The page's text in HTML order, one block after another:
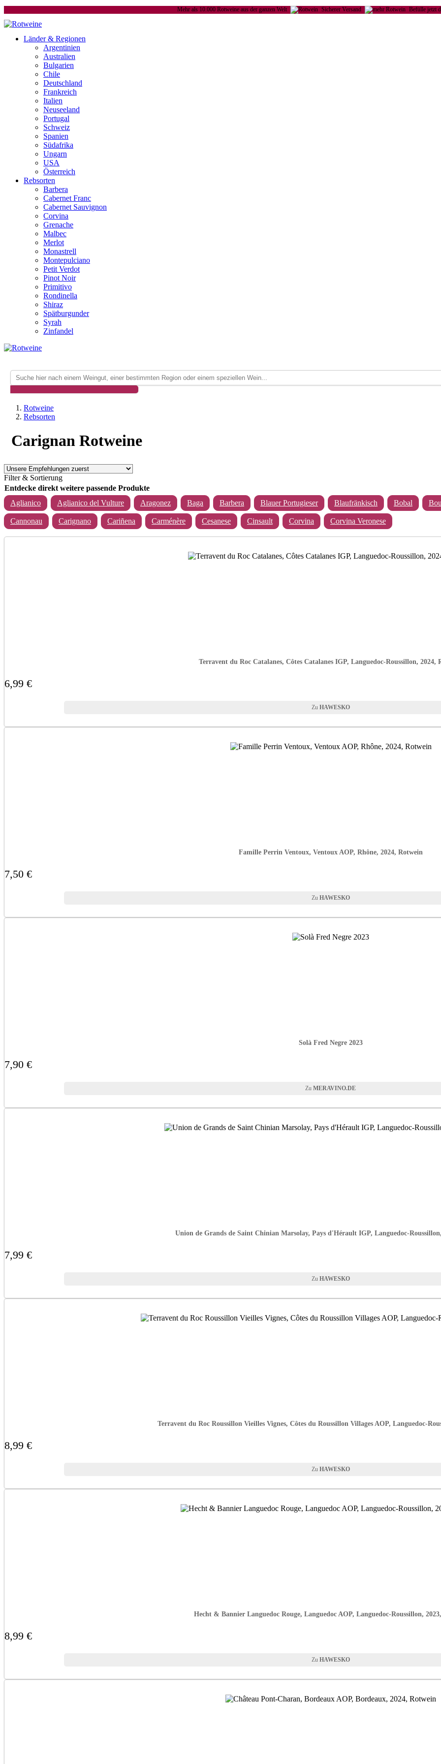
Mehr als 10.000 Rotweine aus der ganzen Welt Sicherer Versand Befülle jetzt
Länder & Regionen
Argentinien
Australien
Bulgarien
Chile
Deutschland
Frankreich
Italien
Neuseeland
Portugal
Schweiz
Spanien
Südafrika
Ungarn
USA
Österreich
Rebsorten
Barbera
Cabernet Franc
Cabernet Sauvignon
Corvina
Grenache
Malbec
Merlot
Monastrell
Montepulciano
Petit Verdot
Pinot Noir
Primitivo
Rondinella
Shiraz
Spätburgunder
Syrah
Zinfandel
Rotweine
Rebsorten
Carignan Rotweine
Filter & Sortierung
Entdecke direkt weitere passende Produkte
Aglianico
Aglianico del Vulture Aragonez Baga Barbera Blauer Portugieser Blaufränkisch Bobal
Cannonau Carignano Cariñena Carménère Cesanese Cinsault Corvina Corvina Veronese
Terravent du Roc Catalanes, Côtes Catalanes IGP, Languedoc-Roussillon, 2024,
6,99 €
HAWESKO
Famille Perrin Ventoux, Ventoux AOP, Rhône, 2024, Rotwein
7,50 €
HAWESKO
Solà Fred Negre 2023
7,90 €
MERAVINO.DE
Union de Grands de Saint Chinian Marsolay, Pays d'Hérault IGP, Languedoc-
7,99 €
HAWESKO
Terravent du Roc Roussillon Vieilles Vignes, Côtes du Roussillon Villages AOP, Languedoc-
8,99 €
HAWESKO
Hecht & Bannier Languedoc Rouge, Languedoc AOP, Languedoc-Roussillon,
8,99 €
HAWESKO